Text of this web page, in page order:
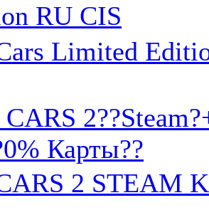
RU CIS
Limited
Карты??
2 STEAM